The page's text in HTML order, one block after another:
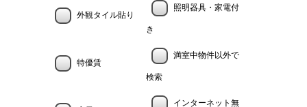
外観タイル貼り
照明器具・家電付
き
特優賃
満室中物件以外で
検索
インターネット無